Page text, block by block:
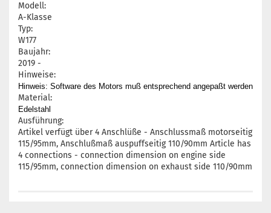
Modell:
A-Klasse
Typ:
W177
Baujahr:
2019 -
Hinweise:
Hinweis: Software des Motors muß entsprechend angepaßt werden
Material:
Edelstahl
Ausführung:
Artikel verfügt über 4 Anschlüße - Anschlussmaß motorseitig
115/95mm, Anschlußmaß auspuffseitig 110/90mm Article has
4 connections - connection dimension on engine side
115/95mm, connection dimension on exhaust side 110/90mm